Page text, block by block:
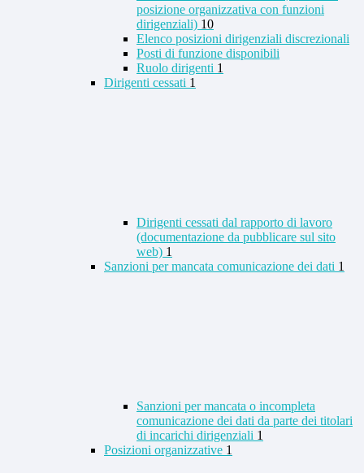
posizione organizzativa con funzioni
dirigenziali) 10
Elenco posizioni dirigenziali discrezionali
Posti di funzione disponibili
Ruolo dirigenti 1
Dirigenti cessati 1
Dirigenti cessati dal rapporto di lavoro
(documentazione da pubblicare sul sito
web) 1
Sanzioni per mancata comunicazione dei dati 1
Sanzioni per mancata o incompleta
comunicazione dei dati da parte dei titolari
di incarichi dirigenziali 1
Posizioni organizzative 1